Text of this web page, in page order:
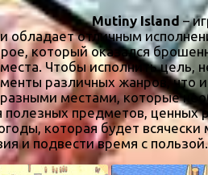
Mutiny Island –
обладает отличным
который оказался
Чтобы исполнить
различных жанров,
местами, которые
предметов,
которая будет
и подвести время с пользой.